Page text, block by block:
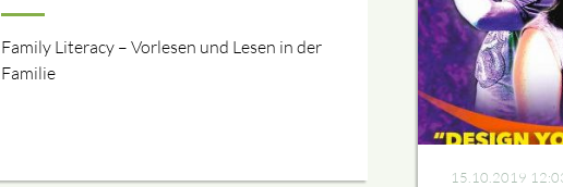
Family Literacy – Vorlesen und Lesen in der
Familie
15.10.2019